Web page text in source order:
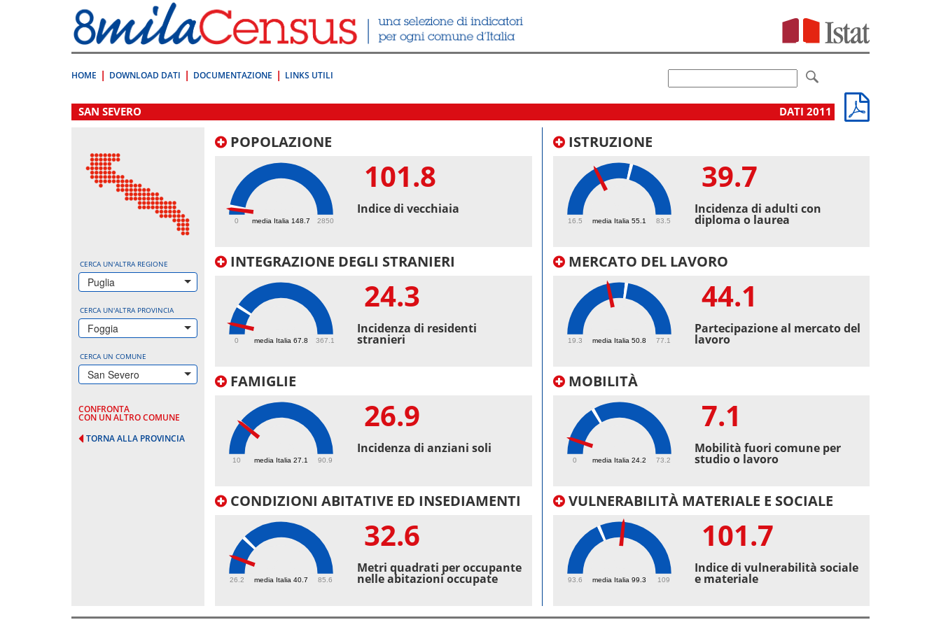
direttamente
a:
Contenuto
HOME DOWNLOAD DATI DOCUMENTAZIONE LINKS UTILI
.
SAN SEVERO DATI 2011
CERCA UN'ALTRA REGIONE
Puglia
CERCA UN'ALTRA PROVINCIA
Foggia
CERCA UN COMUNE
San Severo
CONFRONTA
CON UN ALTRO COMUNE
TORNA ALLA PROVINCIA
POPOLAZIONE
media Italia 148.7
0 2850
101.8
Indice di vecchiaia
INTEGRAZIONE DEGLI STRANIERI
media Italia 67.8
0 367.1
24.3
Incidenza di residenti
stranieri
FAMIGLIE
media Italia 27.1
10 90.9
26.9
Incidenza di anziani soli
CONDIZIONI ABITATIVE ED INSEDIAMENTI
media Italia 40.7
26.2 85.6
32.6
Metri quadrati per occupante
nelle abitazioni occupate
ISTRUZIONE
media Italia 55.1
16.5 83.5
39.7
Incidenza di adulti con
diploma o laurea
MERCATO DEL LAVORO
media Italia 50.8
19.3 77.1
44.1
Partecipazione al mercato del
lavoro
MOBILITÀ
media Italia 24.2
0 73.2
7.1
Mobilità fuori comune per
studio o lavoro
VULNERABILITÀ MATERIALE E SOCIALE
media Italia 99.3
93.6 109
101.7
Indice di vulnerabilità sociale
e materiale